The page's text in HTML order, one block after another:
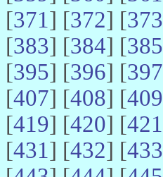
[371] [372] [373
[383] [384] [385
[395] [396] [397
[407] [408] [409
[419] [420] [421
[431] [432] [433